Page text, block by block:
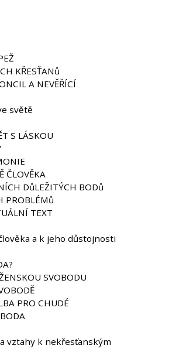
KŘESŤANů
A NEVĚŘÍCÍ
světě
S LÁSKOU
ČLOVĚKA
DůLEŽITÝCH BODů
PROBLÉMů
TEXT
a k jeho důstojnosti
SVOBODU
PRO CHUDÉ
vztahy k nekřesťanským